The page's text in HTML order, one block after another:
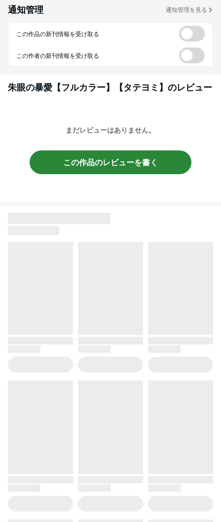
通知管理 通知管理を見る
この作品の新刊情報を受け取る
この作者の新刊情報を受け取る
朱眼の暴愛【フルカラー】【タテヨミ】 のレビュー
まだレビューはありません。
この作品のレビューを書く